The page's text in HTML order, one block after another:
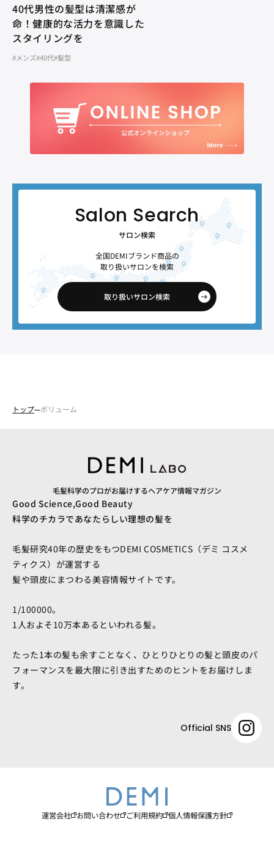
40代男性の髪型は清潔感が
命！健康的な活力を意識した
スタイリングを
#メンズ#40代#髪型
サロン検索
全国DEMIブランド商品の
取り扱いサロンを検索
取り扱いサロン検索
トップ ボリューム
毛髪科学のプロがお届けするヘアケア情報マガジン
Good Science,Good Beauty
科学のチカラであなたらしい理想の髪を
毛髪研究40年の歴史をもつDEMI COSMETICS（デミ コスメ
ティクス）が運営する
髪や頭皮にまつわる美容情報サイトです。
1/100000。
1人およそ10万本あるといわれる髪。
たった1本の髪も余すことなく、ひとりひとりの髪と頭皮のパ
フォーマンスを最大限に引き出すためのヒントをお届けしま
す。
Official SNS
運営会社 お問い合わせ ご利用規約 個人情報保護方針